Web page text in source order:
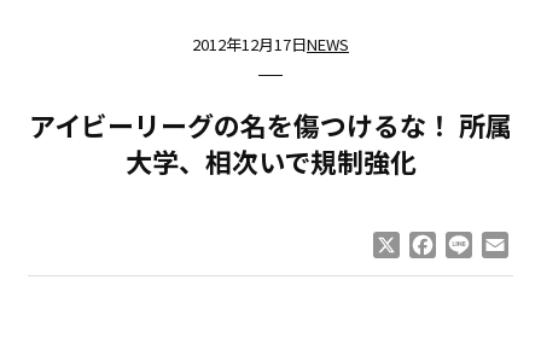
2012年12月17日NEWS
アイビーリーグの名を傷つけるな！ 所属
大学、相次いで規制強化
Facebook
Line